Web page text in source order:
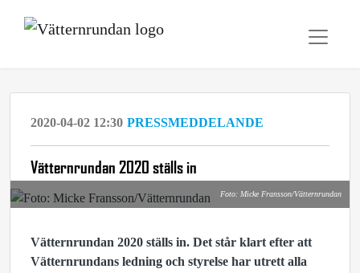
2020-04-02 12:30 PRESSMEDDELANDE
Vätternrundan 2020 ställs in
Foto: Micke Fransson/Vätternrundan
Vätternrundan 2020 ställs in. Det står klart efter att
Vätternrundans ledning och styrelse har utrett alla